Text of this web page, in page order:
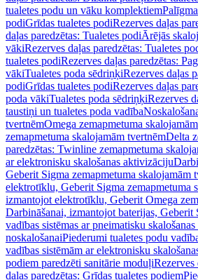
tualetes podu un vāku komplektiem
podiGrīdas tualetes podiRezerves daļas
daļas paredzētas: Tualetes podiĀrējās
vākiRezerves daļas paredzētas: Tualetes
tualetes podiRezerves daļas paredzētas:
vākiTualetes poda sēdriņķiRezerves daļas
podiGrīdas tualetes podiRezerves daļas
poda vākiTualetes poda sēdriņķiRezerves
taustiņi un tualetes poda vadība
tvertnēmOmega zemapmetuma
zemapmetuma skalojamām tvertnēmDelta
paredzētas: Twinline zemapmetuma
ar elektronisku skalošanas aktivizāciju
Geberit Sigma zemapmetuma skalojamām
elektrotīklu, Geberit Sigma zemapmetuma
izmantojot elektrotīklu, Geberit Omega
Darbināšanai, izmantojot baterijas,
vadības sistēmas ar pneimatisku
noskalošanaiPiederumi tualetes podu
vadības sistēmām ar elektronisku
podiem paredzēti sanitārie moduļiRezerves
daļas paredzētas: Grīdas tualetes podiem